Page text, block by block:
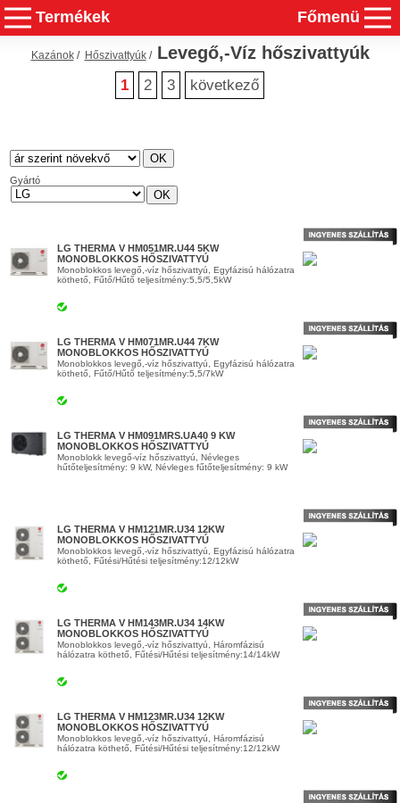
Termékek Főmenü
Kazánok/ Hőszivattyúk/ Levegő,-Víz hőszivattyúk
1 2 3 következő
Gyártó
LG THERMA V HM051MR.U44 5KW
MONOBLOKKOS HŐSZIVATTYÚ
Monoblokkos levegő,-víz hőszivattyú, Egyfázisú hálózatra
köthető, Fűtő/Hűtő teljesítmény:5,5/5,5kW
LG THERMA V HM071MR.U44 7KW
MONOBLOKKOS HŐSZIVATTYÚ
Monoblokkos levegő,-víz hőszivattyú, Egyfázisú hálózatra
köthető, Fűtő/Hűtő teljesítmény:5,5/7kW
LG THERMA V HM091MRS.UA40 9 KW
MONOBLOKKOS HŐSZIVATTYÚ
Monoblokk levegő-víz hőszivattyú, Névleges
hűtőteljesítmény: 9 kW, Névleges fűtőteljesítmény: 9 kW
LG THERMA V HM121MR.U34 12KW
MONOBLOKKOS HŐSZIVATTYÚ
Monoblokkos levegő,-víz hőszivattyú, Egyfázisú hálózatra
köthető, Fűtési/Hűtési teljesítmény:12/12kW
LG THERMA V HM143MR.U34 14KW
MONOBLOKKOS HŐSZIVATTYÚ
Monoblokkos levegő,-víz hőszivattyú, Háromfázisú
hálózatra köthető, Fűtési/Hűtési teljesítmény:14/14kW
LG THERMA V HM123MR.U34 12KW
MONOBLOKKOS HŐSZIVATTYÚ
Monoblokkos levegő,-víz hőszivattyú, Háromfázisú
hálózatra köthető, Fűtési/Hűtési teljesítmény:12/12kW